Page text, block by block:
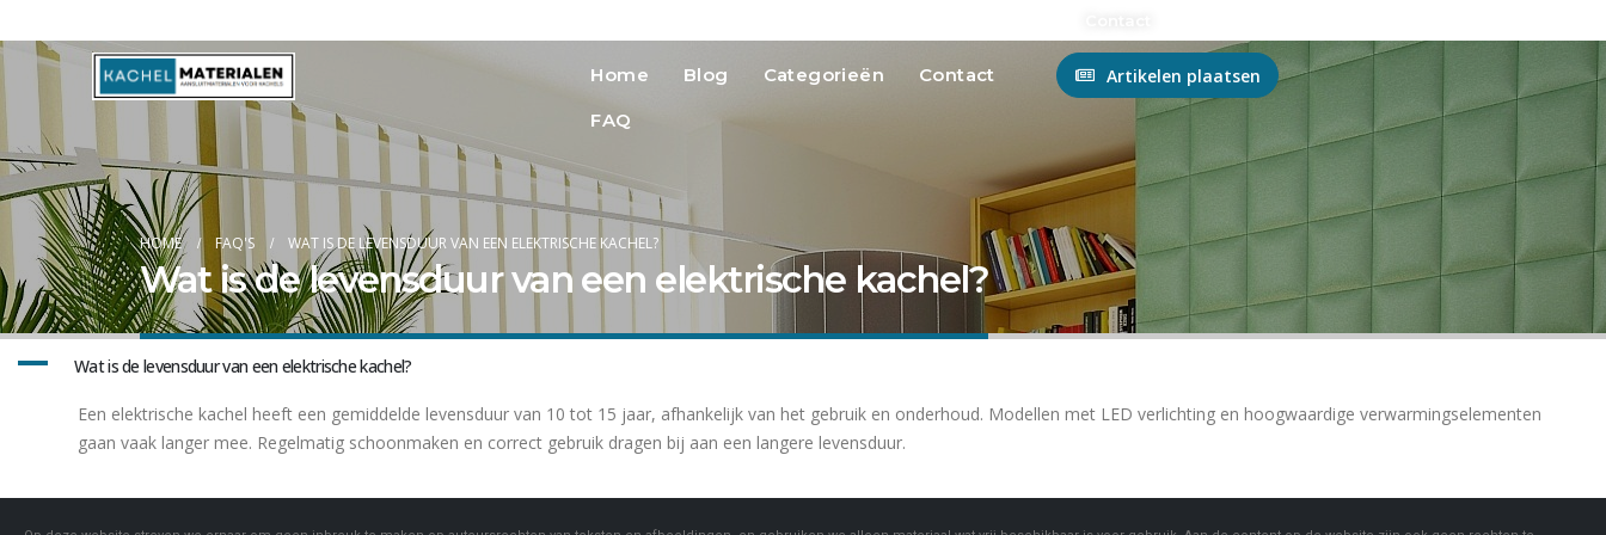
Home Blog Categorieën
Contact
FAQ
Artikelen plaatsen
HOME FAQ'S WAT IS DE LEVENSDUUR VAN EEN ELEKTRISCHE KACHEL?
Wat is de levensduur van een elektrische kachel?
A Wat is de levensduur van een elektrische kachel?
Een elektrische kachel heeft een gemiddelde levensduur van 10 tot 15 jaar, afhankelijk van het gebruik en onderhoud. Modellen met LED verlichting en hoogwaardige verwarmingselementen
gaan vaak langer mee. Regelmatig schoonmaken en correct gebruik dragen bij aan een langere levensduur.